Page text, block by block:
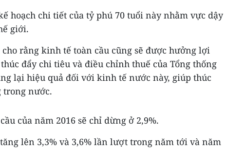
hoạch chi tiết của tỷ phú 70 tuổi này nhằm vực dậy
giới.
cho rằng kinh tế toàn cầu cũng sẽ được hưởng lợi
đẩy chi tiêu và điều chỉnh thuế của Tổng thống
lại hiệu quả đối với kinh tế nước này, giúp thúc
trong nước.
của năm 2016 sẽ chỉ dừng ở 2,9%.
lên 3,3% và 3,6% lần lượt trong năm tới và năm